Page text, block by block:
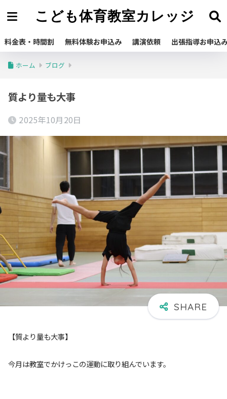
こども体育教室カレッジ
料金表・時間割 無料体験お申込み 講演依頼 出張指導お申込
ホーム ブログ
質より量も大事
2025年10月20日
【質より量も大事】
今月は教室でかけっこの運動に取り組んでいます。